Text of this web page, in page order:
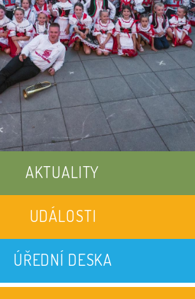
AKTUALITY
UDÁLOSTI
ÚŘEDNÍ DESKA